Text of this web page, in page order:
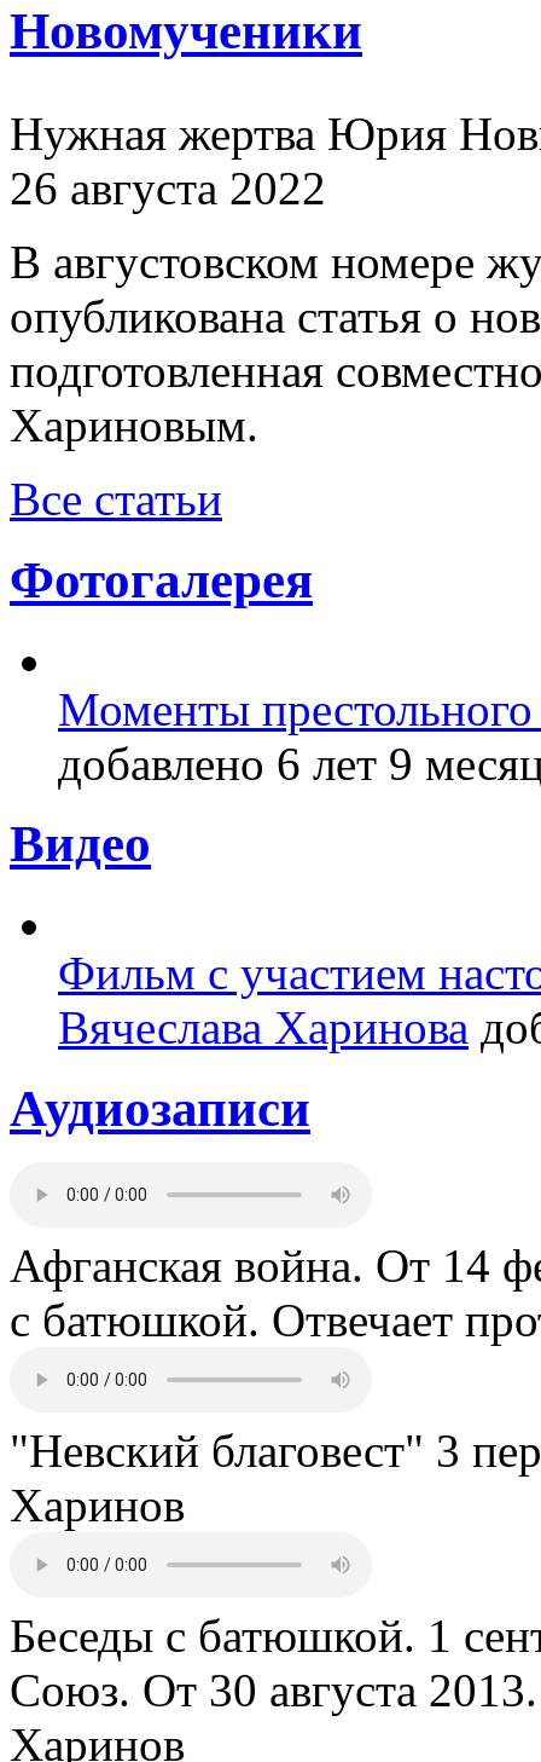
Новомученики
Нужная жертва Юрия
26 августа 2022
В августовском номере
опубликована статья о
подготовленная
Хариновым.
Все статьи
Фотогалерея
Моменты
добавлено 6 лет 9
Видео
Фильм с участием
Вячеслава Харинова
Аудиозаписи
Афганская война. От 14
с батюшкой. Отвечает
"Невский благовест" 3
Харинов
Беседы с батюшкой. 1
Союз. От 30 августа
Харинов